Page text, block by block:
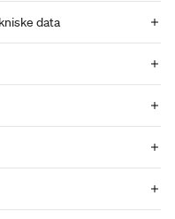
data